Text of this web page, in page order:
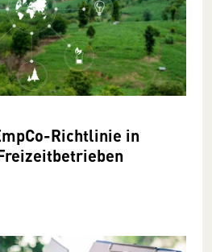
Richtlinie in